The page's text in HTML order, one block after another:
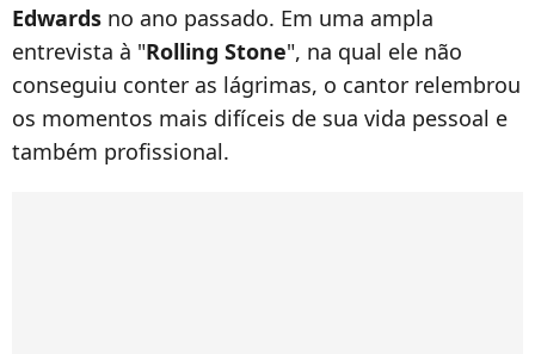
Edwards no ano passado. Em uma ampla
entrevista à "Rolling Stone", na qual ele não
conseguiu conter as lágrimas, o cantor relembrou
os momentos mais difíceis de sua vida pessoal e
também profissional.